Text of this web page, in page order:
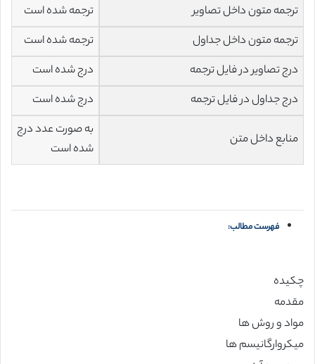
ترجمه متون داخل تصاویر
ترجمه شده است
ترجمه متون داخل جداول
ترجمه شده است
درج تصاویر در فایل ترجمه
درج شده است
درج جداول در فایل ترجمه
درج شده است
منابع داخل متن
به صورت عدد درج
شده است
فهرست مطالب:
چکیده
مقدمه
مواد و روش ها
میکروارگانیسم ها